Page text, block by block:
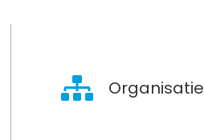
Organisatie